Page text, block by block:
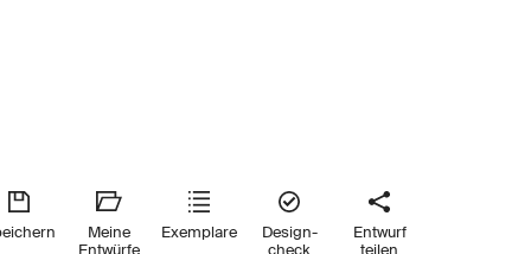
Meine
Entwürfe
Exemplare
Design-
check
Entwurf
teilen